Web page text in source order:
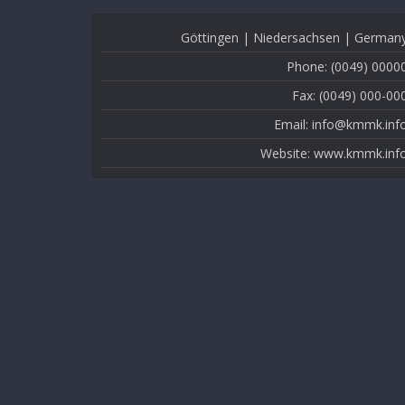
Göttingen | Niedersachsen |
Phone: (0049)
Fax: (0049) 000-
Email:
Website: